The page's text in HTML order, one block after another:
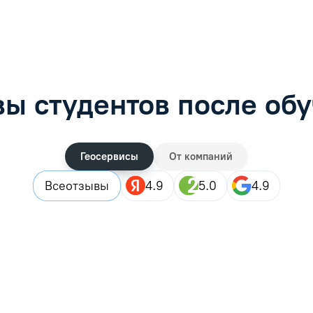
студентов после
Геосервисы От компаний
Всеотзывы 4.9 5.0 4.9